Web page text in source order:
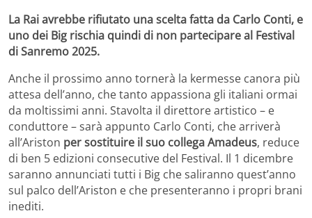
La Rai avrebbe rifiutato una scelta fatta da Carlo Conti, e
uno dei Big rischia quindi di non partecipare al Festival
di Sanremo 2025.
Anche il prossimo anno tornerà la kermesse canora più
attesa dell’anno, che tanto appassiona gli italiani ormai
da moltissimi anni. Stavolta il direttore artistico – e
conduttore – sarà appunto Carlo Conti, che arriverà
all’Ariston per sostituire il suo collega Amadeus, reduce
di ben 5 edizioni consecutive del Festival. Il 1 dicembre
saranno annunciati tutti i Big che saliranno quest’anno
sul palco dell’Ariston e che presenteranno i propri brani
inediti.